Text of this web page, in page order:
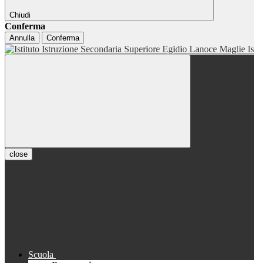
Chiudi
Conferma
Annulla Conferma
close
Scuola